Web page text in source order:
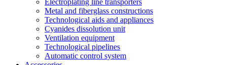
Metal and fiberglass constructions
Technological aids and appliances
Cyanides dissolution unit
Ventilation equipment
Technological pipelines
Automatic control system